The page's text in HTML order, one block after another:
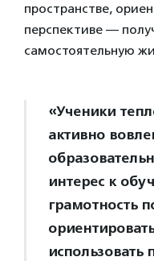
пространстве,
перспективе —
самостоятельную
«Ученики
активно
интерес к
грамотность
использовать